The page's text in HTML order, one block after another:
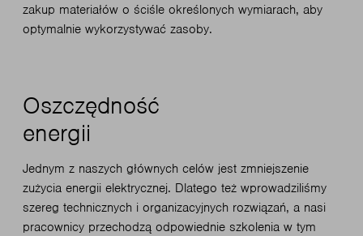
zakup materiałów o ściśle określonych wymiarach, aby
optymalnie wykorzystywać zasoby.
Oszczędność
energii
Jednym z naszych głównych celów jest zmniejszenie
zużycia energii elektrycznej. Dlatego też wprowadziliśmy
szereg technicznych i organizacyjnych rozwiązań, a nasi
pracownicy przechodzą odpowiednie szkolenia w tym